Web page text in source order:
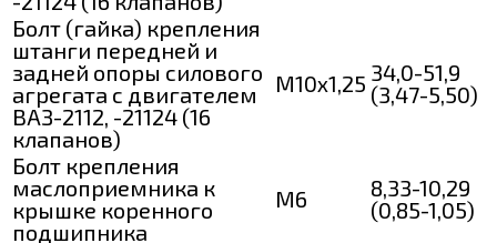
Болт (гайка) крепления
штанги передней и
задней опоры силового
агрегата с двигателем
ВАЗ-2112, -21124 (16
клапанов)
М10х1,25 34,0-51,9
(3,47-5,50)
Болт крепления
маслоприемника к
крышке коренного
подшипника
М6
8,33-10,29
(0,85-1,05)